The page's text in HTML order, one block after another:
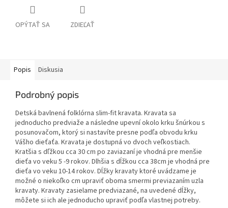
OPÝTAŤ SA ZDIEĽAŤ
Popis Diskusia
Podrobný popis
Detská bavlnená folklórna slim-fit kravata. Kravata sa
jednoducho predviaže a následne upevní okolo krku šnúrkou s
posunovačom, ktorý si nastavíte presne podľa obvodu krku
Vášho dieťaťa. Kravata je dostupná vo dvoch veľkostiach.
Kratšia s dľžkou cca 30 cm po zaviazaní je vhodná pre menšie
dieťa vo veku 5 -9 rokov. Dlhšia s dĺžkou cca 38cm je vhodná pre
dieťa vo veku 10-14 rokov. Dĺžky kravaty ktoré uvádzame je
možné o niekoľko cm upraviť oboma smermi previazaním uzla
kravaty. Kravaty zasielame predviazané, na uvedené dĺžky,
môžete si ich ale jednoducho upraviť podľa vlastnej potreby.